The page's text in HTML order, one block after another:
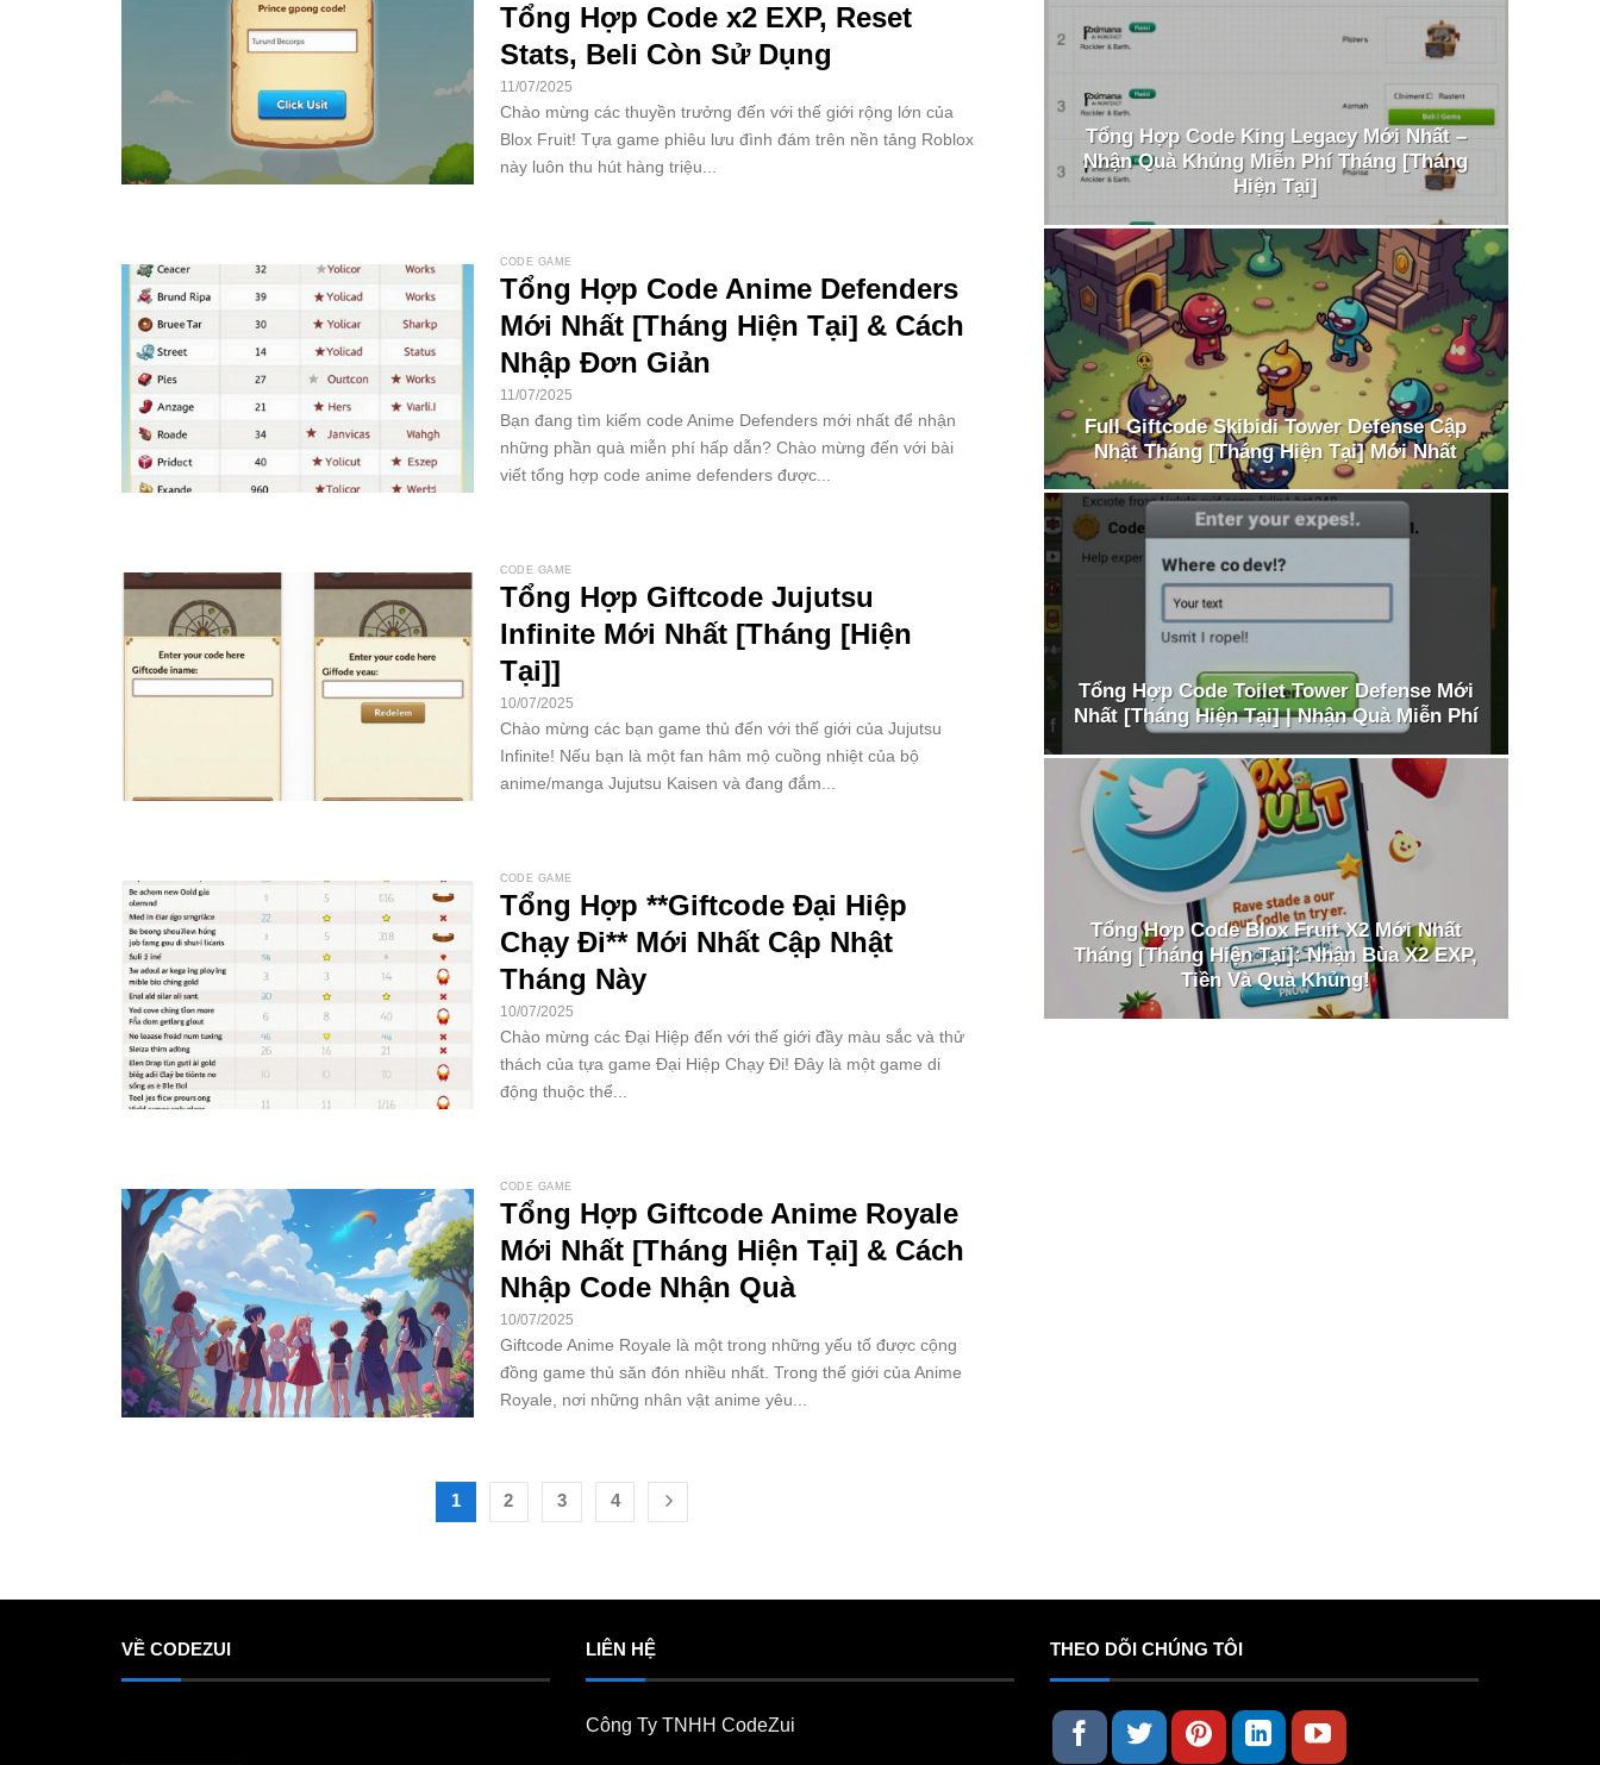
Tổng Hợp Code x2 EXP, Reset
Stats, Beli Còn Sử Dụng
11/07/2025
Chào mừng các thuyền trưởng đến với thế giới rộng lớn của
Blox Fruit! Tựa game phiêu lưu đình đám trên nền tảng Roblox
này luôn thu hút hàng triệu...
CODE GAME
Tổng Hợp Code Anime Defenders
Mới Nhất [Tháng Hiện Tại] & Cách
Nhập Đơn Giản
11/07/2025
Bạn đang tìm kiếm code Anime Defenders mới nhất để nhận
những phần quà miễn phí hấp dẫn? Chào mừng đến với bài
viết tổng hợp code anime defenders được...
CODE GAME
Tổng Hợp Giftcode Jujutsu
Infinite Mới Nhất [Tháng [Hiện
Tại]]
10/07/2025
Chào mừng các bạn game thủ đến với thế giới của Jujutsu
Infinite! Nếu bạn là một fan hâm mộ cuồng nhiệt của bộ
anime/manga Jujutsu Kaisen và đang đắm...
CODE GAME
Tổng Hợp **Giftcode Đại Hiệp
Chạy Đi** Mới Nhất Cập Nhật
Tháng Này
10/07/2025
Chào mừng các Đại Hiệp đến với thế giới đầy màu sắc và thử
thách của tựa game Đại Hiệp Chạy Đi! Đây là một game di
động thuộc thể...
CODE GAME
Tổng Hợp Giftcode Anime Royale
Mới Nhất [Tháng Hiện Tại] & Cách
Nhập Code Nhận Quà
10/07/2025
Giftcode Anime Royale là một trong những yếu tố được cộng
đồng game thủ săn đón nhiều nhất. Trong thế giới của Anime
Royale, nơi những nhân vật anime yêu...
1 2 3 4
Tổng Hợp Code King Legacy Mới Nhất –
Nhận Quà Khủng Miễn Phí Tháng [Tháng
Hiện Tại]
Full Giftcode Skibidi Tower Defense Cập
Nhật Tháng [Tháng Hiện Tại] Mới Nhất
Tổng Hợp Code Toilet Tower Defense Mới
Nhất [Tháng Hiện Tại] | Nhận Quà Miễn Phí
Tổng Hợp Code Blox Fruit X2 Mới Nhất
Tháng [Tháng Hiện Tại]: Nhận Bùa X2 EXP,
Tiền Và Quà Khủng!
VỀ CODEZUI LIÊN HỆ
Công Ty TNHH CodeZui
THEO DÕI CHÚNG TÔI